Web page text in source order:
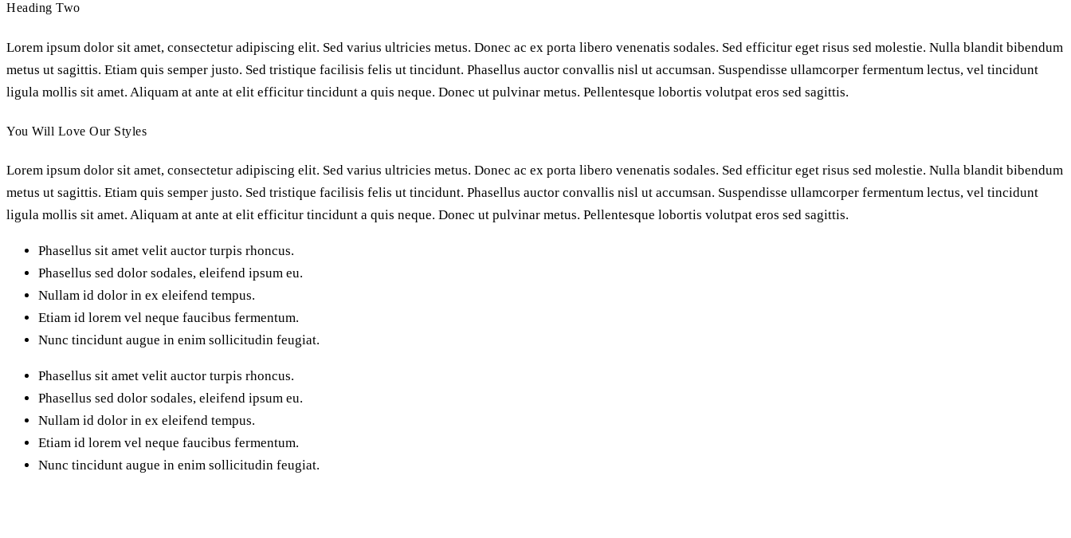
Heading Two
Lorem ipsum dolor sit amet, consectetur adipiscing elit. Sed varius ultricies metus. Donec ac ex porta libero venenatis sodales. Sed efficitur eget risus sed molestie. Nulla blandit bibendum
metus ut sagittis. Etiam quis semper justo. Sed tristique facilisis felis ut tincidunt. Phasellus auctor convallis nisl ut accumsan. Suspendisse ullamcorper fermentum lectus, vel tincidunt
ligula mollis sit amet. Aliquam at ante at elit efficitur tincidunt a quis neque. Donec ut pulvinar metus. Pellentesque lobortis volutpat eros sed sagittis.
You Will Love Our Styles
Lorem ipsum dolor sit amet, consectetur adipiscing elit. Sed varius ultricies metus. Donec ac ex porta libero venenatis sodales. Sed efficitur eget risus sed molestie. Nulla blandit bibendum
metus ut sagittis. Etiam quis semper justo. Sed tristique facilisis felis ut tincidunt. Phasellus auctor convallis nisl ut accumsan. Suspendisse ullamcorper fermentum lectus, vel tincidunt
ligula mollis sit amet. Aliquam at ante at elit efficitur tincidunt a quis neque. Donec ut pulvinar metus. Pellentesque lobortis volutpat eros sed sagittis.
Phasellus sit amet velit auctor turpis rhoncus.
Phasellus sed dolor sodales, eleifend ipsum eu.
Nullam id dolor in ex eleifend tempus.
Etiam id lorem vel neque faucibus fermentum.
Nunc tincidunt augue in enim sollicitudin feugiat.
Phasellus sit amet velit auctor turpis rhoncus.
Phasellus sed dolor sodales, eleifend ipsum eu.
Nullam id dolor in ex eleifend tempus.
Etiam id lorem vel neque faucibus fermentum.
Nunc tincidunt augue in enim sollicitudin feugiat.